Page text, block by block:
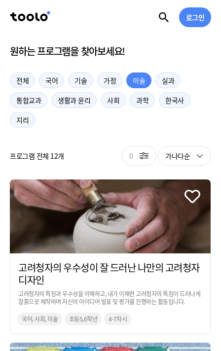
로그인
원하는 프로그램을 찾아보세요!
전체 국어 기술 가정 미술
실과
통합교과
생활과 윤리 사회 과학
한국사
지리
프로그램 전체 12개 0 가나다순
고려청자의 우수성이 잘 드러난 나만의 고려청자
디자인
고려청자의 특징과 우수성을 이해하고, 내가 이해한 고려청자의 특징이 드러나게
찰흙으로 제작하여 자신의 아이디어 발표 및 평가를 진행하는 활동입니다.
국어, 사회, 미술 초등5,6학년 4-7차시